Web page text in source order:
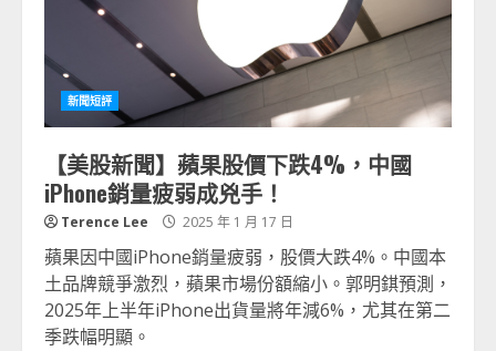
新聞短評
【美股新聞】蘋果股價下跌4%，中國
iPhone銷量疲弱成兇手！
Terence Lee 2025 年 1 月 17 日
蘋果因中國iPhone銷量疲弱，股價大跌4%。中國本
土品牌競爭激烈，蘋果市場份額縮小。郭明錤預測，
2025年上半年iPhone出貨量將年減6%，尤其在第二
季跌幅明顯。